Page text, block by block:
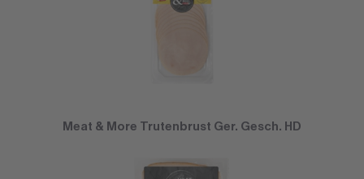
Meat & More Trutenbrust Ger. Gesch. HD